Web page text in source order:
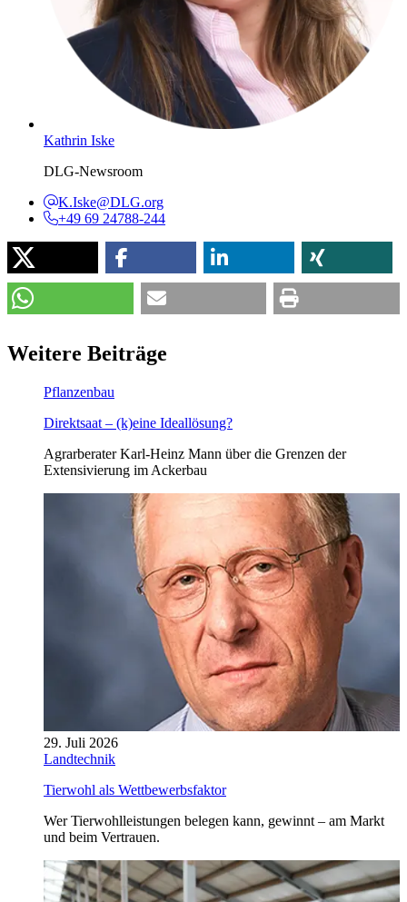
Kathrin Iske
DLG-Newsroom
K.Iske@DLG.org
+49 69 24788-244
Weitere Beiträge
Pflanzenbau
Direktsaat – (k)eine Ideallösung?
Agrarberater Karl-Heinz Mann über die Grenzen der
Extensivierung im Ackerbau
29. Juli 2026
Landtechnik
Tierwohl als Wettbewerbsfaktor
Wer Tierwohlleistungen belegen kann, gewinnt – am Markt
und beim Vertrauen.